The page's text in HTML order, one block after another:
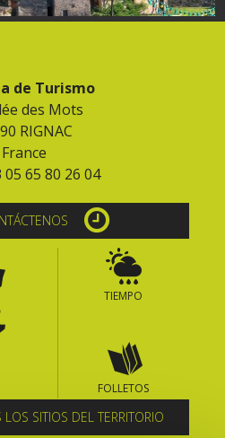
de Turismo
des Mots
RIGNAC
France
05 65 80 26 04
TIEMPO
FOLLETOS
SITIOS DEL TERRITORIO